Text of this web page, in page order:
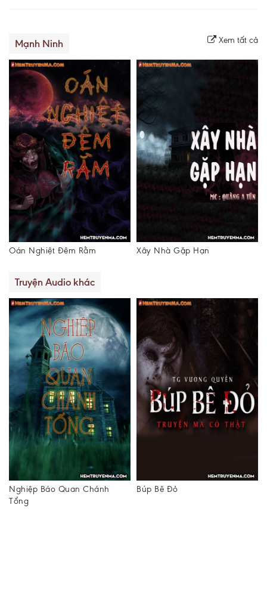
Mạnh Ninh Xem tất cả
Oán Nghiệt Đêm Rằm Xây Nhà Gặp Hạn
Truyện Audio khác
Nghiệp Báo Quan Chánh
Tổng
Búp Bê Đỏ